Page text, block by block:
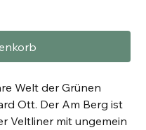
Welt der Grünen
Ott. Der Am Berg ist
Veltliner mit ungemein